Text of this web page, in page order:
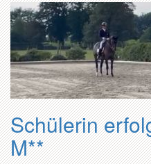
Schülerin
M**